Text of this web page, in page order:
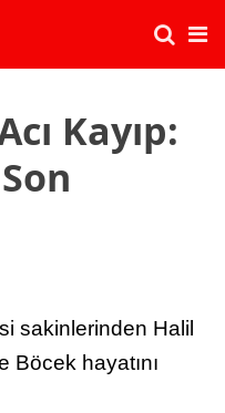
Kayıp:
sakinlerinden Halil
Böcek hayatını